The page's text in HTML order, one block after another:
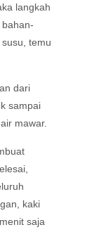
langkah
temu
dari
sampai
mawar.
kaki
saja